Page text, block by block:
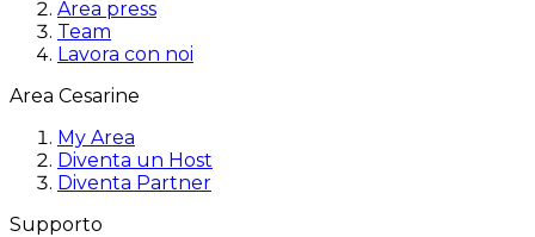
Area press
Team
Lavora con noi
Area Cesarine
My Area
Diventa un Host
Diventa Partner
Supporto